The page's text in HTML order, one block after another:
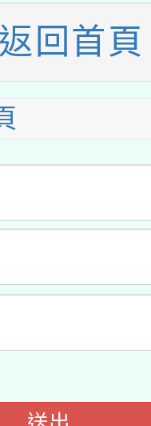
及節水達
祈福系列
地景藝術
度第2次
告(無人
行動站研
年度閱讀
業研習
工智慧
師名單
教學軟體
會函釋公
申請許可
利署委託
地景藝術
返回首頁